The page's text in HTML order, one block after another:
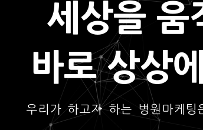
세상을 움
바로 상상
우리가 하고자 하는 병원마케팅